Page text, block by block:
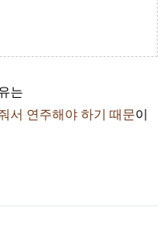
는
서 연주해야 하기 때문이